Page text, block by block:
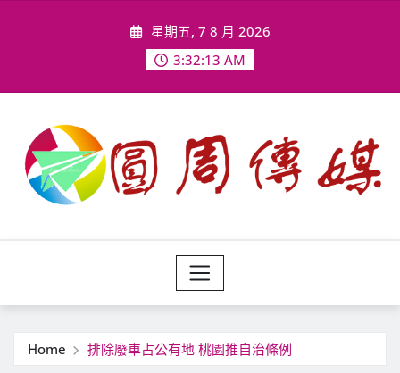
星期五, 7 8 月 2026
3:32:15 AM
Home 排除廢車占公有地 桃園推自治條例